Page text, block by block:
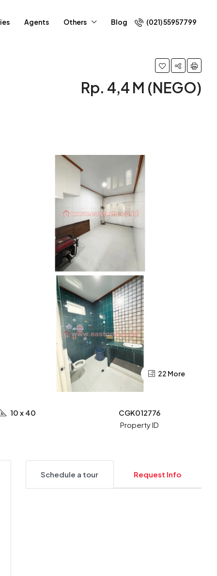
Agents Others Blog (021) 55957799
Rp. 4,4 M (NEGO)
22 More
10 x 40
CGK012776
Property ID
Schedule a tour Request Info